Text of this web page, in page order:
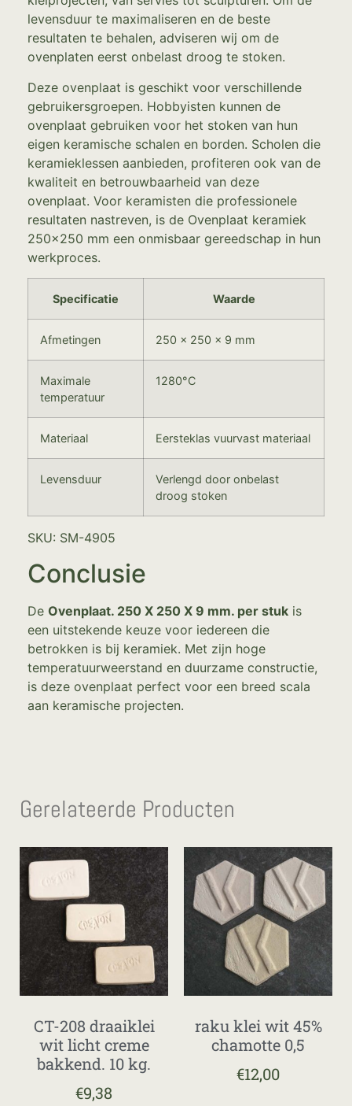
levensduur te maximaliseren en de beste
resultaten te behalen, adviseren wij om de
ovenplaten eerst onbelast droog te stoken.
Deze ovenplaat is geschikt voor verschillende
gebruikersgroepen. Hobbyisten kunnen de
ovenplaat gebruiken voor het stoken van hun
eigen keramische schalen en borden. Scholen die
keramieklessen aanbieden, profiteren ook van de
kwaliteit en betrouwbaarheid van deze
ovenplaat. Voor keramisten die professionele
resultaten nastreven, is de Ovenplaat keramiek
250×250 mm een onmisbaar gereedschap in hun
werkproces.
Specificatie Waarde
Afmetingen 250 x 250 x 9 mm
Maximale
temperatuur
1280°C
Materiaal Eersteklas vuurvast materiaal
Levensduur
Verlengd door onbelast
droog stoken
SKU: SM-4905
Conclusie
De Ovenplaat. 250 X 250 X 9 mm. per stuk is
een uitstekende keuze voor iedereen die
betrokken is bij keramiek. Met zijn hoge
temperatuurweerstand en duurzame constructie,
is deze ovenplaat perfect voor een breed scala
aan keramische projecten.
Gerelateerde Producten
CT-208 draaiklei
wit licht creme
bakkend. 10 kg.
€9,38
raku klei wit 45%
chamotte 0,5
€12,00